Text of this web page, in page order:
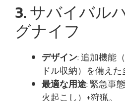
3. サバイバル
グナイフ
デザイン: 追加機能
ドル収納）を備えた
最適な用途: 緊急事
火起こし）+狩猟。